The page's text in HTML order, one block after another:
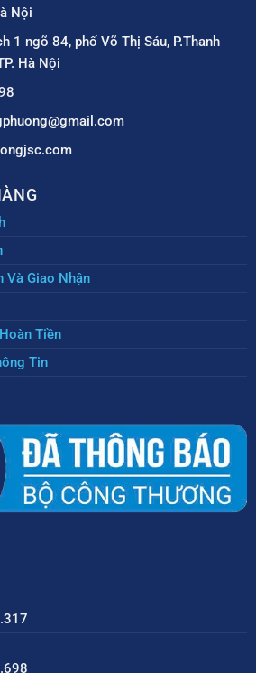
Nội
1 ngõ 84, phố Võ Thị Sáu, P.Thanh
Hà Nội
Và Giao Nhận
Tiền
Tin